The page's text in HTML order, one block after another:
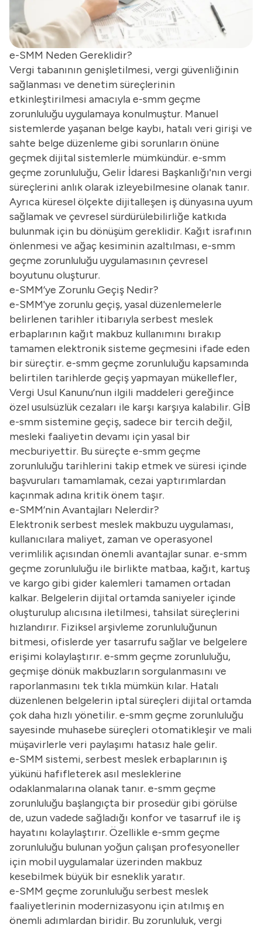
e-SMM Neden Gereklidir?
Vergi tabanının genişletilmesi, vergi güvenliğinin
sağlanması ve denetim süreçlerinin
etkinleştirilmesi amacıyla e-smm geçme
zorunluluğu uygulamaya konulmuştur. Manuel
sistemlerde yaşanan belge kaybı, hatalı veri girişi ve
sahte belge düzenleme gibi sorunların önüne
geçmek dijital sistemlerle mümkündür. e-smm
geçme zorunluluğu, Gelir İdaresi Başkanlığı'nın vergi
süreçlerini anlık olarak izleyebilmesine olanak tanır.
Ayrıca küresel ölçekte dijitalleşen iş dünyasına uyum
sağlamak ve çevresel sürdürülebilirliğe katkıda
bulunmak için bu dönüşüm gereklidir. Kağıt israfının
önlenmesi ve ağaç kesiminin azaltılması, e-smm
geçme zorunluluğu uygulamasının çevresel
boyutunu oluşturur.
e-SMM’ye Zorunlu Geçiş Nedir?
e-SMM'ye zorunlu geçiş, yasal düzenlemelerle
belirlenen tarihler itibarıyla serbest meslek
erbaplarının kağıt makbuz kullanımını bırakıp
tamamen elektronik sisteme geçmesini ifade eden
bir süreçtir. e-smm geçme zorunluluğu kapsamında
belirtilen tarihlerde geçiş yapmayan mükellefler,
Vergi Usul Kanunu’nun ilgili maddeleri gereğince
özel usulsüzlük cezaları ile karşı karşıya kalabilir. GİB
e-smm sistemine geçiş, sadece bir tercih değil,
mesleki faaliyetin devamı için yasal bir
mecburiyettir. Bu süreçte e-smm geçme
zorunluluğu tarihlerini takip etmek ve süresi içinde
başvuruları tamamlamak, cezai yaptırımlardan
kaçınmak adına kritik önem taşır.
e-SMM’nin Avantajları Nelerdir?
Elektronik serbest meslek makbuzu uygulaması,
kullanıcılara maliyet, zaman ve operasyonel
verimlilik açısından önemli avantajlar sunar. e-smm
geçme zorunluluğu ile birlikte matbaa, kağıt, kartuş
ve kargo gibi gider kalemleri tamamen ortadan
kalkar. Belgelerin dijital ortamda saniyeler içinde
oluşturulup alıcısına iletilmesi, tahsilat süreçlerini
hızlandırır. Fiziksel arşivleme zorunluluğunun
bitmesi, ofislerde yer tasarrufu sağlar ve belgelere
erişimi kolaylaştırır. e-smm geçme zorunluluğu,
geçmişe dönük makbuzların sorgulanmasını ve
raporlanmasını tek tıkla mümkün kılar. Hatalı
düzenlenen belgelerin iptal süreçleri dijital ortamda
çok daha hızlı yönetilir. e-smm geçme zorunluluğu
sayesinde muhasebe süreçleri otomatikleşir ve mali
müşavirlerle veri paylaşımı hatasız hale gelir.
e-SMM sistemi, serbest meslek erbaplarının iş
yükünü hafifleterek asıl mesleklerine
odaklanmalarına olanak tanır. e-smm geçme
zorunluluğu başlangıçta bir prosedür gibi görülse
de, uzun vadede sağladığı konfor ve tasarruf ile iş
hayatını kolaylaştırır. Özellikle e-smm geçme
zorunluluğu bulunan yoğun çalışan profesyoneller
için mobil uygulamalar üzerinden makbuz
kesebilmek büyük bir esneklik yaratır.
e-SMM geçme zorunluluğu serbest meslek
faaliyetlerinin modernizasyonu için atılmış en
önemli adımlardan biridir. Bu zorunluluk, vergi